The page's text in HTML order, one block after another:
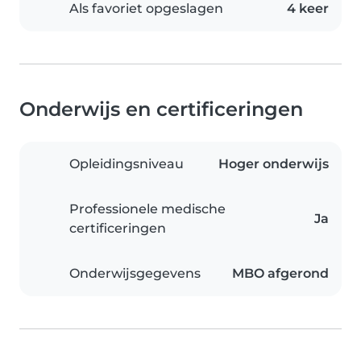
Als favoriet opgeslagen 4 keer
Onderwijs en certificeringen
Opleidingsniveau Hoger onderwijs
Professionele medische
certificeringen
Ja
Onderwijsgegevens MBO afgerond